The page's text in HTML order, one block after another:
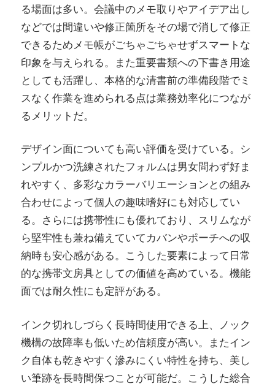
る場面は多い。会議中のメモ取りやアイデア出し
などでは間違いや修正箇所をその場で消して修正
できるためメモ帳がごちゃごちゃせずスマートな
印象を与えられる。また重要書類への下書き用途
としても活躍し、本格的な清書前の準備段階でミ
スなく作業を進められる点は業務効率化につなが
るメリットだ。
デザイン面についても高い評価を受けている。シ
ンプルかつ洗練されたフォルムは男女問わず好ま
れやすく、多彩なカラーバリエーションとの組み
合わせによって個人の趣味嗜好にも対応してい
る。さらには携帯性にも優れており、スリムなが
ら堅牢性も兼ね備えていてカバンやポーチへの収
納時も安心感がある。こうした要素によって日常
的な携帯文房具としての価値を高めている。機能
面では耐久性にも定評がある。
インク切れしづらく長時間使用できる上、ノック
機構の故障率も低いため信頼度が高い。またイン
ク自体も乾きやすく滲みにくい特性を持ち、美し
い筆跡を長時間保つことが可能だ。こうした総合